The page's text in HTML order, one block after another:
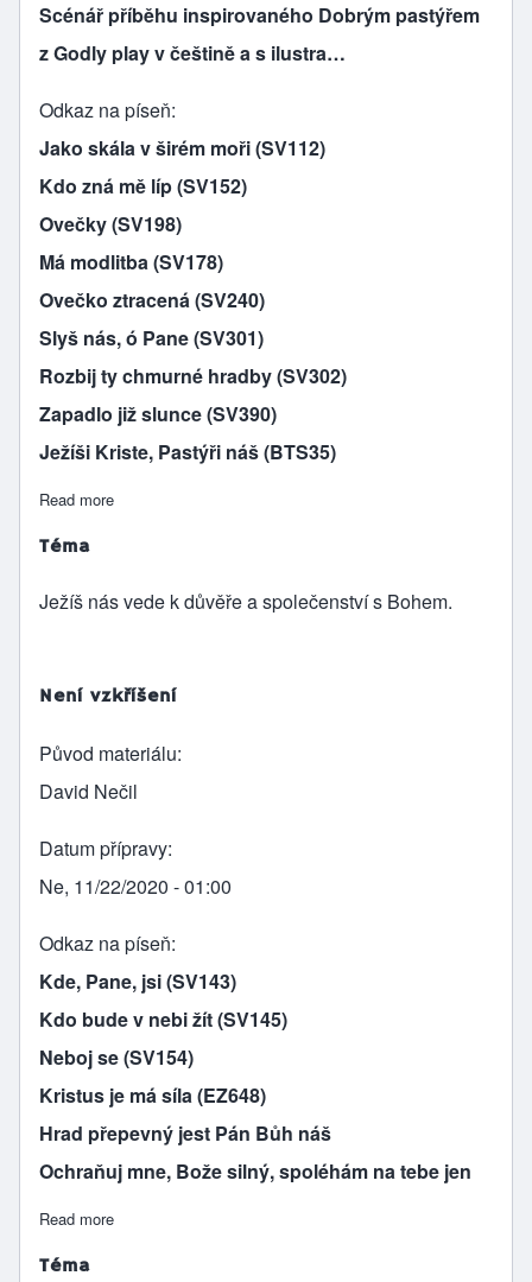
Scénář příběhu inspirovaného Dobrým pastýřem
z Godly play v češtině a s ilustra…
Odkaz na píseň
Jako skála v širém moři (SV112)
Kdo zná mě líp (SV152)
Ovečky (SV198)
Má modlitba (SV178)
Ovečko ztracená (SV240)
Slyš nás, ó Pane (SV301)
Rozbij ty chmurné hradby (SV302)
Zapadlo již slunce (SV390)
Ježíši Kriste, Pastýři náš (BTS35)
Read more
Téma
Ježíš nás vede k důvěře a společenství s Bohem.
Není vzkříšení
Původ materiálu
David Nečil
Datum přípravy
Ne, 11/22/2020 - 01:00
Odkaz na píseň
Kde, Pane, jsi (SV143)
Kdo bude v nebi žít (SV145)
Neboj se (SV154)
Kristus je má síla (EZ648)
Hrad přepevný jest Pán Bůh náš
Ochraňuj mne, Bože silný, spoléhám na tebe jen
Read more
Téma